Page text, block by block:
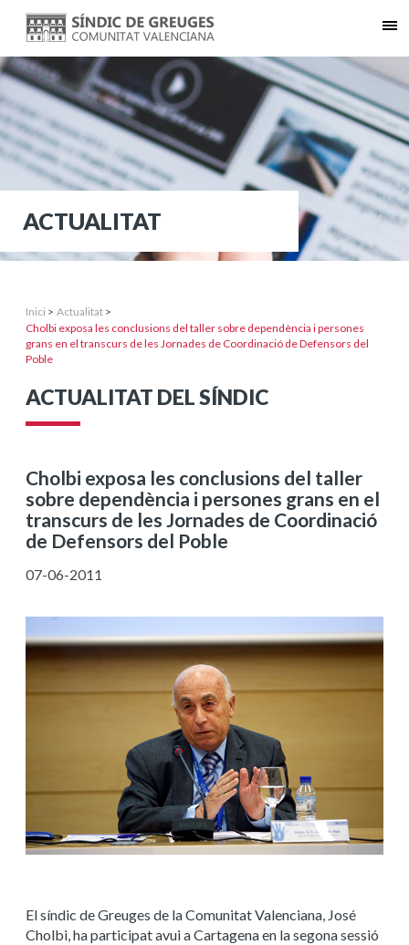
ACTUALITAT
Inici > Actualitat >
Cholbi exposa les conclusions del taller sobre dependència i persones
grans en el transcurs de les Jornades de Coordinació de Defensors del
Poble
ACTUALITAT DEL SÍNDIC
Cholbi exposa les conclusions del taller
sobre dependència i persones grans en el
transcurs de les Jornades de Coordinació
de Defensors del Poble
07-06-2011
El síndic de Greuges de la Comunitat Valenciana, José
Cholbi, ha participat avui a Cartagena en la segona sessió